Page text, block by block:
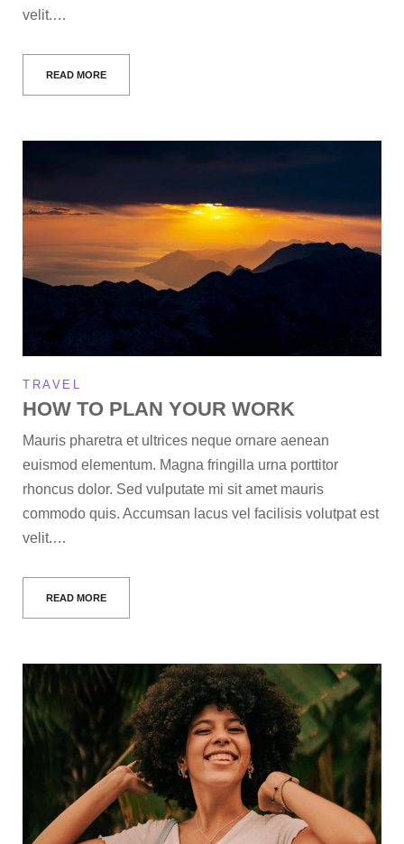
velit.…
READ MORE
TRAVEL
HOW TO PLAN YOUR WORK
Mauris pharetra et ultrices neque ornare aenean
euismod elementum. Magna fringilla urna porttitor
rhoncus dolor. Sed vulputate mi sit amet mauris
commodo quis. Accumsan lacus vel facilisis volutpat est
velit.…
READ MORE